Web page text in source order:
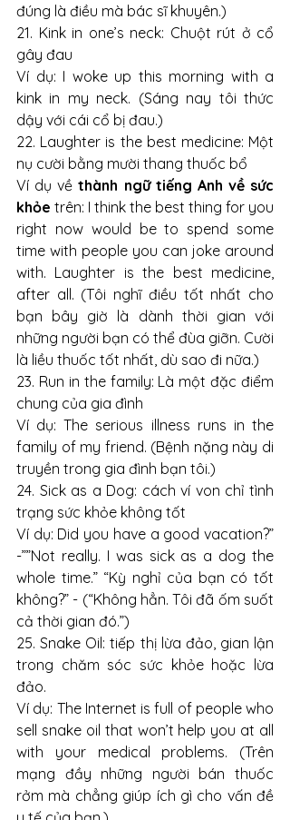
đúng là điều mà bác sĩ khuyên.)
21. Kink in one’s neck: Chuột rút ở cổ
gây đau
Ví dụ: I woke up this morning with a
kink in my neck. (Sáng nay tôi thức
dậy với cái cổ bị đau.)
22. Laughter is the best medicine: Một
nụ cười bằng mười thang thuốc bổ
Ví dụ về thành ngữ tiếng Anh về sức
khỏe trên: I think the best thing for you
right now would be to spend some
time with people you can joke around
with. Laughter is the best medicine,
after all. (Tôi nghĩ điều tốt nhất cho
bạn bây giờ là dành thời gian với
những người bạn có thể đùa giỡn. Cười
là liều thuốc tốt nhất, dù sao đi nữa.)
23. Run in the family: Là một đặc điểm
chung của gia đình
Ví dụ: The serious illness runs in the
family of my friend. (Bệnh nặng này di
truyền trong gia đình bạn tôi.)
24. Sick as a Dog: cách ví von chỉ tình
trạng sức khỏe không tốt
Ví dụ: Did you have a good vacation?”
-””Not really. I was sick as a dog the
whole time.” “Kỳ nghỉ của bạn có tốt
không?” - (“Không hẳn. Tôi đã ốm suốt
cả thời gian đó.”)
25. Snake Oil: tiếp thị lừa đảo, gian lận
trong chăm sóc sức khỏe hoặc lừa
đảo.
Ví dụ: The Internet is full of people who
sell snake oil that won’t help you at all
with your medical problems. (Trên
mạng đầy những người bán thuốc
rởm mà chẳng giúp ích gì cho vấn đề